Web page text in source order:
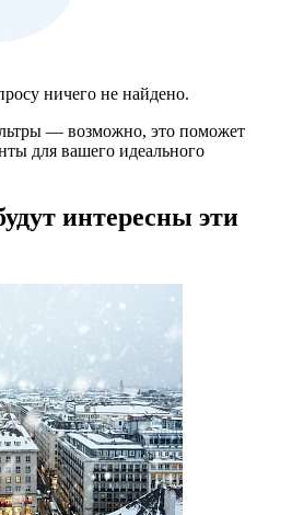
ничего не найдено.
— возможно, это поможет
для вашего идеального
интересны эти